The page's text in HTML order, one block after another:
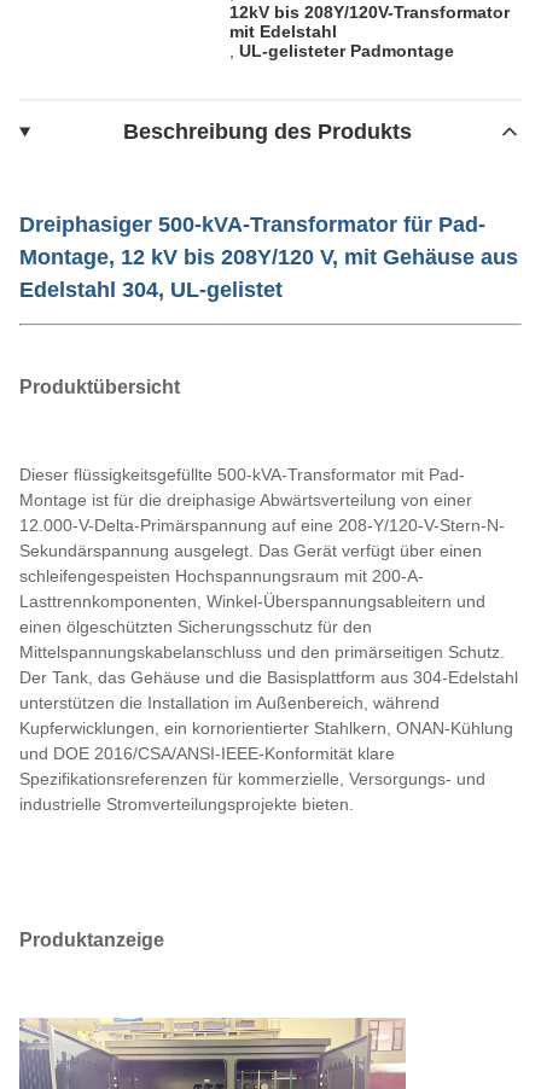
12kV bis 208Y/120V-Transformator
mit Edelstahl
,UL-gelisteter Padmontage
Beschreibung des Produkts
Dreiphasiger 500-kVA-Transformator für Pad-
Montage, 12 kV bis 208Y/120 V, mit Gehäuse aus
Edelstahl 304, UL-gelistet
Produktübersicht
Dieser flüssigkeitsgefüllte 500-kVA-Transformator mit Pad-
Montage ist für die dreiphasige Abwärtsverteilung von einer
12.000-V-Delta-Primärspannung auf eine 208-Y/120-V-Stern-N-
Sekundärspannung ausgelegt. Das Gerät verfügt über einen
schleifengespeisten Hochspannungsraum mit 200-A-
Lasttrennkomponenten, Winkel-Überspannungsableitern und
einen ölgeschützten Sicherungsschutz für den
Mittelspannungskabelanschluss und den primärseitigen Schutz.
Der Tank, das Gehäuse und die Basisplattform aus 304-Edelstahl
unterstützen die Installation im Außenbereich, während
Kupferwicklungen, ein kornorientierter Stahlkern, ONAN-Kühlung
und DOE 2016/CSA/ANSI-IEEE-Konformität klare
Spezifikationsreferenzen für kommerzielle, Versorgungs- und
industrielle Stromverteilungsprojekte bieten.
Produktanzeige